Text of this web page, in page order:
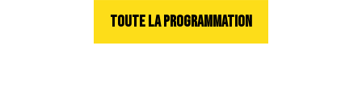
TOUTE LA PROGRAMMATION